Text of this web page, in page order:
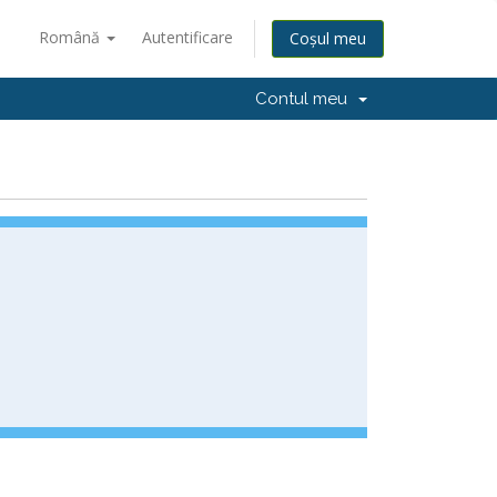
Română Autentificare Coșul meu
Contul meu